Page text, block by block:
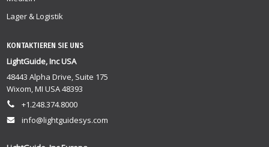
Lager & Logistik
KONTAKTIEREN SIE UNS
LightGuide, Inc USA
48443 Alpha Drive, Suite 175
Wixom, MI USA 48393
+1.248.374.8000
info@lightguidesys.com